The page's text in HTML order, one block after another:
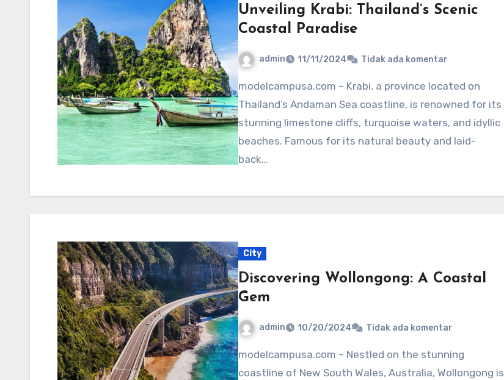
Unveiling Krabi: Thailand’s Scenic
Coastal Paradise
admin 11/11/2024 Tidak ada komentar
modelcampusa.com – Krabi, a province located on
Thailand’s Andaman Sea coastline, is renowned for its
stunning limestone cliffs, turquoise waters, and idyllic
beaches. Famous for its natural beauty and laid-
back…
City
Discovering Wollongong: A Coastal
Gem
admin 10/20/2024 Tidak ada komentar
modelcampusa.com – Nestled on the stunning
coastline of New South Wales, Australia, Wollongong is